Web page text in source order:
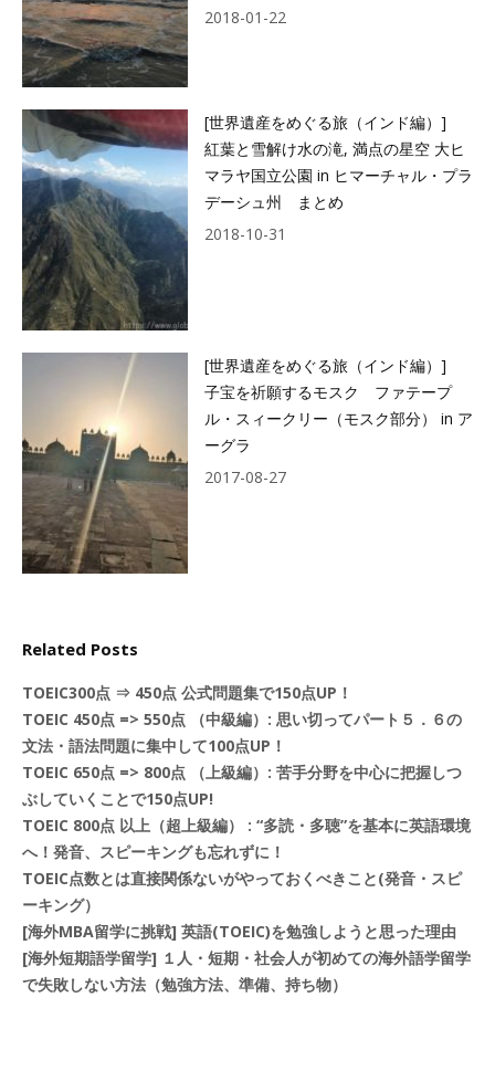
2018-01-22
[世界遺産をめぐる旅（インド編）]
紅葉と雪解け水の滝, 満点の星空 大ヒ
マラヤ国立公園 in ヒマーチャル・プラ
デーシュ州 まとめ
2018-10-31
[世界遺産をめぐる旅（インド編）]
子宝を祈願するモスク ファテープ
ル・スィークリー（モスク部分） in ア
ーグラ
2017-08-27
Related Posts
TOEIC300点 ⇒ 450点 公式問題集で150点UP！
TOEIC 450点 => 550点 （中級編）: 思い切ってパート５．６の
文法・語法問題に集中して100点UP！
TOEIC 650点 => 800点 （上級編）: 苦手分野を中心に把握しつ
ぶしていくことで150点UP!
TOEIC 800点 以上（超上級編） : “多読・多聴”を基本に英語環境
へ！発音、スピーキングも忘れずに！
TOEIC点数とは直接関係ないがやっておくべきこと(発音・スピ
ーキング）
[海外MBA留学に挑戦] 英語(TOEIC)を勉強しようと思った理由
[海外短期語学留学] １人・短期・社会人が初めての海外語学留学
で失敗しない方法（勉強方法、準備、持ち物）